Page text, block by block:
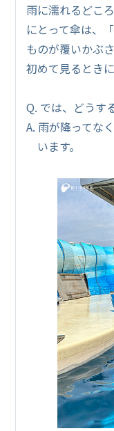
雨に濡れるどこ
にとって傘は、
ものが覆いかぶ
初めて見るとき
Q. では、どうす
A. 雨が降ってな
います。